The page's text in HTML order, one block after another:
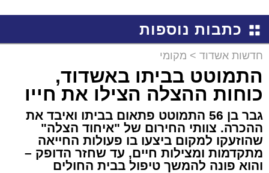
כתבות נוספות
חדשות אשדוד > מקומי
התמוטט בביתו באשדוד,
כוחות ההצלה הצילו את חייו
גבר בן 56 התמוטט פתאום בביתו ואיבד את
ההכרה. צוותי החירום של "איחוד הצלה"
שהוזעקו למקום ביצעו בו פעולות החייאה
מתקדמות ומצילות חיים, עד שחזר הדופק –
והוא פונה להמשך טיפול בבית החולים